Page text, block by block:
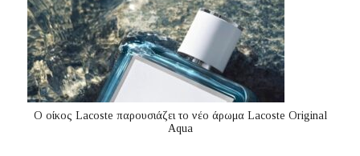
Ο οίκος Lacoste παρουσιάζει το νέο άρωμα Lacoste Original
Aqua